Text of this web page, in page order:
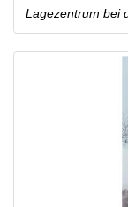
Lagezentrum bei